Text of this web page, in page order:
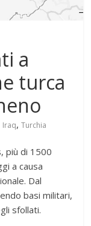
a
turca
Iraq,Turchia
più di 1500
a causa
Dal
basi militari,
sfollati.